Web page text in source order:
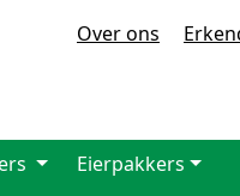
Over ons
Eierpakkers